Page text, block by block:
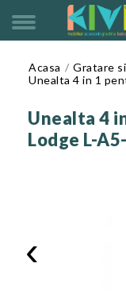
Acasa Gratare
Unealta 4 in 1
Unealta 4
Lodge L-
‹